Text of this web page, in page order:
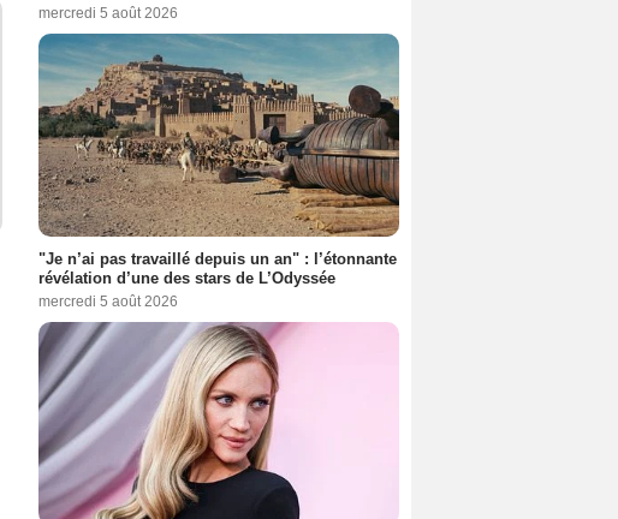
mercredi 5 août 2026
"Je n’ai pas travaillé depuis un an" : l’étonnante
révélation d’une des stars de L’Odyssée
mercredi 5 août 2026